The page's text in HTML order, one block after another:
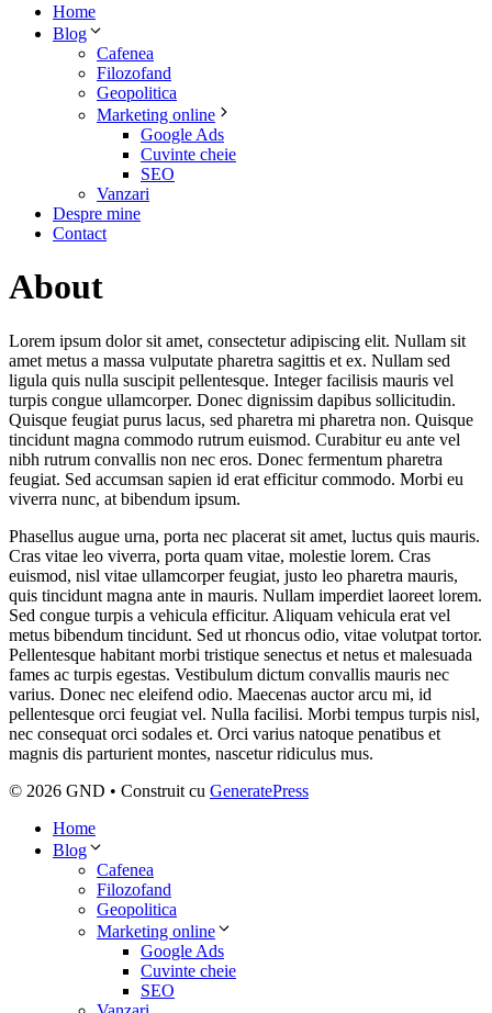
Home
Blog
Cafenea
Filozofand
Geopolitica
Marketing online
Google Ads
Cuvinte cheie
SEO
Vanzari
Despre mine
Contact
About
Lorem ipsum dolor sit amet, consectetur adipiscing elit. Nullam sit
amet metus a massa vulputate pharetra sagittis et ex. Nullam sed
ligula quis nulla suscipit pellentesque. Integer facilisis mauris vel
turpis congue ullamcorper. Donec dignissim dapibus sollicitudin.
Quisque feugiat purus lacus, sed pharetra mi pharetra non. Quisque
tincidunt magna commodo rutrum euismod. Curabitur eu ante vel
nibh rutrum convallis non nec eros. Donec fermentum pharetra
feugiat. Sed accumsan sapien id erat efficitur commodo. Morbi eu
viverra nunc, at bibendum ipsum.
Phasellus augue urna, porta nec placerat sit amet, luctus quis mauris.
Cras vitae leo viverra, porta quam vitae, molestie lorem. Cras
euismod, nisl vitae ullamcorper feugiat, justo leo pharetra mauris,
quis tincidunt magna ante in mauris. Nullam imperdiet laoreet lorem.
Sed congue turpis a vehicula efficitur. Aliquam vehicula erat vel
metus bibendum tincidunt. Sed ut rhoncus odio, vitae volutpat tortor.
Pellentesque habitant morbi tristique senectus et netus et malesuada
fames ac turpis egestas. Vestibulum dictum convallis mauris nec
varius. Donec nec eleifend odio. Maecenas auctor arcu mi, id
pellentesque orci feugiat vel. Nulla facilisi. Morbi tempus turpis nisl,
nec consequat orci sodales et. Orci varius natoque penatibus et
magnis dis parturient montes, nascetur ridiculus mus.
© 2026 GND • Construit cu GeneratePress
Home
Blog
Cafenea
Filozofand
Geopolitica
Marketing online
Google Ads
Cuvinte cheie
SEO